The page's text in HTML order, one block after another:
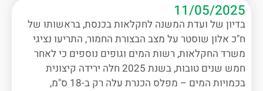
11/05/2025
בדיון של ועדת המשנה לחקלאות בכנסת, בראשותו של
ח"כ אלון שוסטר על מצב הבצורת החמור, התריעו נציגי
משרד החקלאות, רשות המים וגופים נוספים כי לאחר
חמש שנים טובות, בשנת 2025 חלה ירידה קיצונית
בכמויות המים – מפלס הכנרת עלה רק ב-18 ס"מ,